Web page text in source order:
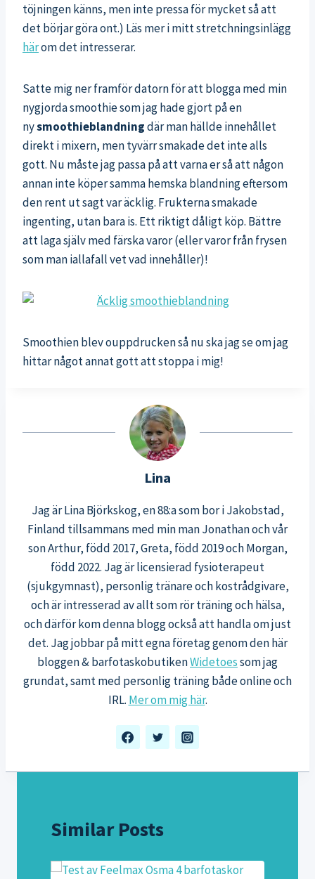
töjningen känns, men inte pressa för mycket så att
det börjar göra ont.) Läs mer i mitt stretchningsinlägg
härom det intresserar.
Satte mig ner framför datorn för att blogga med min
nygjorda smoothie som jag hade gjort på en
nysmoothieblandningdär man hällde innehållet
direkt i mixern, men tyvärr smakade det inte alls
gott. Nu måste jag passa på att varna er så att någon
annan inte köper samma hemska blandning eftersom
den rent ut sagt var äcklig. Frukterna smakade
ingenting, utan bara is. Ett riktigt dåligt köp. Bättre
att laga själv med färska varor (eller varor från frysen
som man iallafall vet vad innehåller)!
Smoothien blev ouppdrucken så nu ska jag se om jag
hittar något annat gott att stoppa i mig!
Lina
Jag är Lina Björkskog, en 88:a som bor i Jakobstad,
Finland tillsammans med min man Jonathan och vår
son Arthur, född 2017, Greta, född 2019 och Morgan,
född 2022. Jag är licensierad fysioterapeut
(sjukgymnast), personlig tränare och kostrådgivare,
och är intresserad av allt som rör träning och hälsa,
och därför kom denna blogg också att handla om just
det. Jag jobbar på mitt egna företag genom den här
bloggen & barfotaskobutikenWidetoessom jag
grundat, samt med personlig träning både online och
IRL. Mer om mig här.
Similar Posts